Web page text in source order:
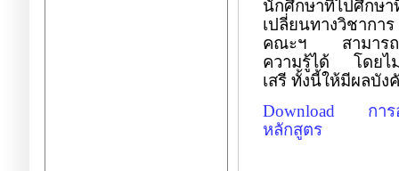
นักศึกษาที่ไปศึกษา
เปลี่ยนทางวิชาก
คณะฯ สามารถเ
ความรู้ได้ โดยไม่
เสรี ทั้งนี้ให้มีผลบั
Download กา
หลักสูตร